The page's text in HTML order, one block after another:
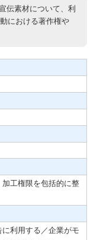
伝素材について、利
における著作権や
工権限を包括的に整
利用する／企業がモ